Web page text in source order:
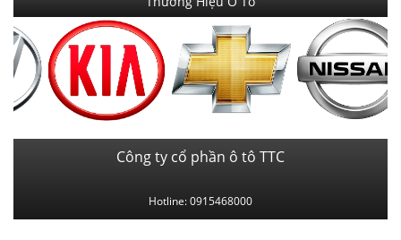
Công ty cổ phần ô tô TTC
Hotline: 0915468000